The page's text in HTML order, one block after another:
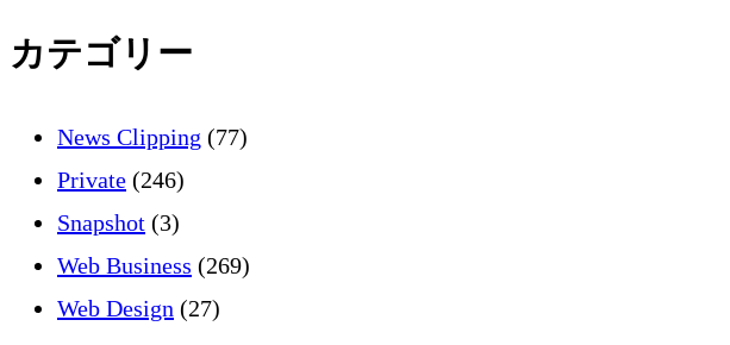
イ
バ
ー
バ
ー
カテゴリー
News Clipping (77)
Private (246)
Snapshot (3)
Web Business (269)
Web Design (27)